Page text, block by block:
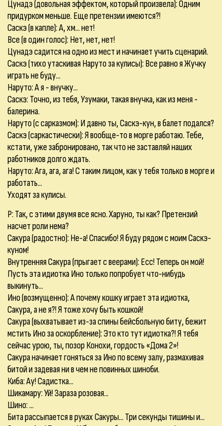
Цунадэ (довольная эффектом, который произвела): Одним
придурком меньше. Еще претензии имеются?!
Саскэ (в капле): А, хм... нет!
Все (в один голос): Нет, нет, нет!
Цунадэ садится на одно из мест и начинает учить сценарий.
Саскэ (тихо утаскивая Наруто за кулисы): Все равно я Жучку
играть не буду...
Наруто: А я - внучку...
Саскэ: Точно, из тебя, Узумаки, такая внучка, как из меня -
балерина.
Наруто (с сарказмом): И давно ты, Саскэ-кун, в балет подался?
Саскэ (саркастически): Я вообще-то в морге работаю. Тебе,
кстати, уже забронировано, так что не заставляй наших
работников долго ждать.
Наруто: Ага, ага, ага! С таким лицом, как у тебя только в морге и
работать...
Уходят за кулисы.
Р: Так, с этими двумя все ясно. Харуно, ты как? Претензий
насчет роли нема?
Сакура (радостно): Не-а! Спасибо! Я буду рядом с моим Саскэ-
куном!
Внутренняя Сакура (прыгает с веерами): Есс! Теперь он мой!
Пусть эта идиотка Ино только попробует что-нибудь
выкинуть...
Ино (возмущенно): А почему кошку играет эта идиотка,
Сакура, а не я?! Я тоже хочу быть кошкой!
Сакура (выхватывает из-за спины бейсбольную биту, бежит
мстить Ино за оскорбление): Это кто тут идиотка?! Я тебя
сейчас урою, ты, позор Конохи, гордость «Дома 2»!
Сакура начинает гоняться за Ино по всему залу, размахивая
битой и задевая ни в чем не повинных шиноби.
Киба: Ау! Садистка...
Шикамару: Уй! Зараза розовая...
Шино: ...
Бита рассыпается в руках Сакуры... Три секунды тишины и...